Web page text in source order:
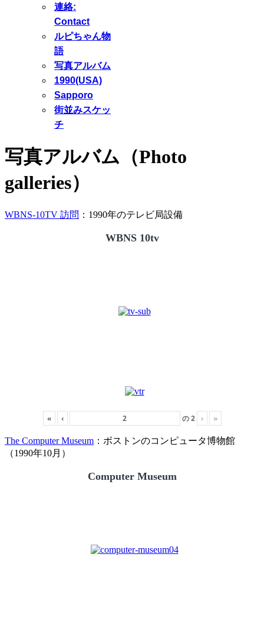
連絡:
Contact
ルピちゃん物
語
写真アルバム
1990(USA)
Sapporo
街並みスケッ
チ
写真アルバム（Photo
galleries）
WBNS-10TV 訪問 ：1990年のテレビ局設備
WBNS 10tv
« ‹ の2 › »
The Computer Museum ：ボストンのコンピュータ博物館
（1990年10月）
Computer Museum